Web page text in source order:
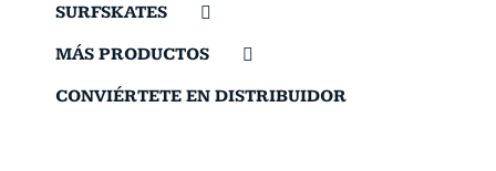
SURFSKATES
MÁS PRODUCTOS
CONVIÉRTETE EN DISTRIBUIDOR